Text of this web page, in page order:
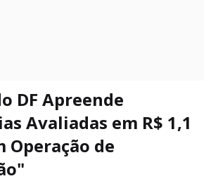
DF Apreende
Avaliadas em R$ 1,1
Operação de